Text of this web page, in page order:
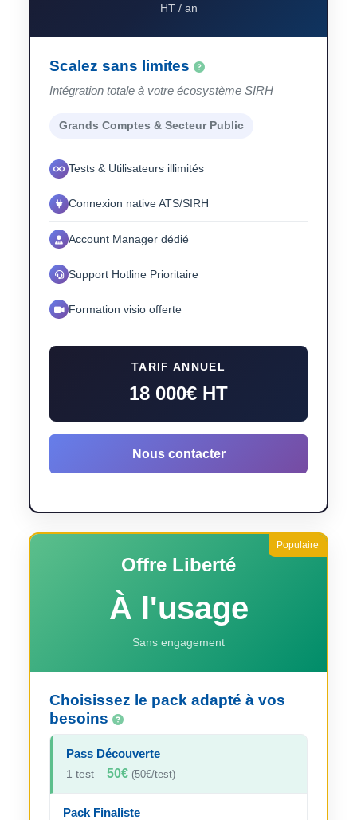
HT / an
Scalez sans limites
Intégration totale à votre écosystème SIRH
Grands Comptes & Secteur Public
Tests & Utilisateurs illimités
Connexion native ATS/SIRH
Account Manager dédié
Support Hotline Prioritaire
Formation visio offerte
TARIF ANNUEL
18 000€ HT
Nous contacter
Offre Liberté
À l'usage
Sans engagement
Choisissez le pack adapté à vos
besoins
Pass Découverte
1 test – 50€ (50€/test)
Pack Finaliste